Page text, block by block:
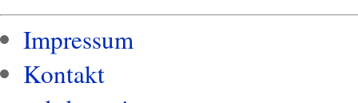
Impressum
Kontakt